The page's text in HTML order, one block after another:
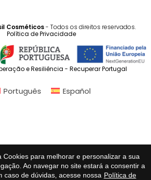
Cookies para melhorar e personalizar a sua
Ao navegar no site estará a consentir a
caso de dúvidas, acesse nossa Política de
Cosméticos- Todos os direitos reservados.
Política de Privacidade
e Resiliência - Recuperar Portugal
Português Español